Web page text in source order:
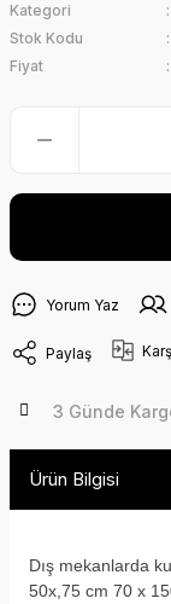
Kategori
Stok Kodu
Fiyat
Yorum Yaz
Paylaş
3 Günde
Ürün Bilgisi
Dış mekanlarda
50x,75 cm 70 x